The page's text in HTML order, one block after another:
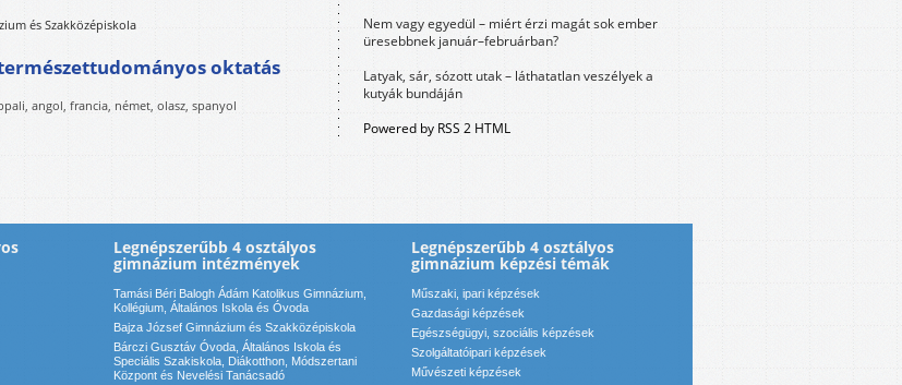
és Szakközépiskola
oktatás
angol, francia, német, olasz, spanyol
Nem vagy egyedül – miért érzi magát sok ember
üresebbnek január–februárban?
Latyak, sár, sózott utak – láthatatlan veszélyek a
kutyák bundáján
Powered by RSS 2 HTML
Legnépszerűbb 4 osztályos
gimnázium intézmények
Tamási Béri Balogh Ádám Katolikus Gimnázium,
Kollégium, Általános Iskola és Óvoda
Bajza József Gimnázium és Szakközépiskola
Bárczi Gusztáv Óvoda, Általános Iskola és
Speciális Szakiskola, Diákotthon, Módszertani
Központ és Nevelési Tanácsadó
Legnépszerűbb 4 osztályos
gimnázium képzési témák
Műszaki, ipari képzések
Gazdasági képzések
Egészségügyi, szociális képzések
Szolgáltatóipari képzések
Művészeti képzések